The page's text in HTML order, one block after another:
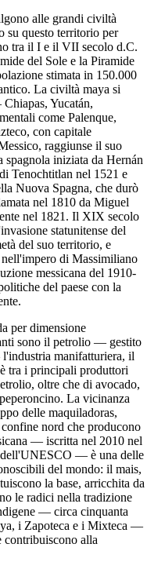
alle grandi civiltà
su questo territorio per
tra il I e il VII secolo d.C.
del Sole e la Piramide
stimata in 150.000
La civiltà maya si
Yucatán,
come Palenque,
con capitale
raggiunse il suo
iniziata da Hernán
Tenochtitlan nel 1521 e
Nuova Spagna, che durò
nel 1810 da Miguel
nel 1821. Il XIX secolo
statunitense del
del suo territorio, e
di Massimiliano
messicana del 1910-
del paese con la
per dimensione
sono il petrolio — gestito
manifatturiera, il
tra i principali produttori
oltre che di avocado,
La vicinanza
delle maquiladoras,
nord che producono
— iscritta nel 2010 nel
— è una delle
del mondo: il mais,
la base, arricchita da
le radici nella tradizione
— circa cinquanta
i Zapoteca e i Mixteca —
contribuiscono alla